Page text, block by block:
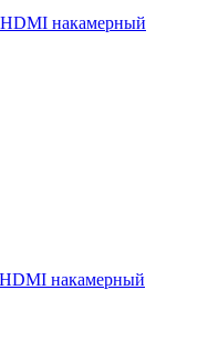
накамерный
накамерный